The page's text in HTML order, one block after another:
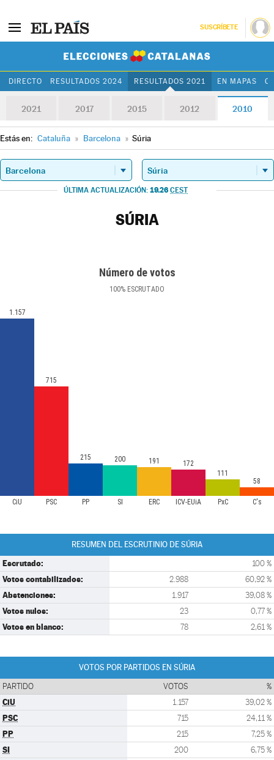
SUSCRÍBETE
DIRECTO RESULTADOS 2024 RESULTADOS 2021 EN MAPAS
2021 2017 2015 2012 2010
Estás en: Cataluña » Barcelona » Súria
ÚLTIMA ACTUALIZACIÓN: 19.26 CEST
SÚRIA
Número de votos
100% ESCRUTADO
CiU PSC PP SI ERC ICV-EUiA PxC C's
1.157
715
215 200 191
172
111
58
RESUMEN DEL ESCRUTINIO DE SÚRIA
Escrutado: 100 %
Votos contabilizados: 2.988 60,92 %
Abstenciones: 1.917 39,08 %
Votos nulos: 23 0,77 %
Votos en blanco: 78 2,61 %
VOTOS POR PARTIDOS EN SÚRIA
PARTIDO VOTOS %
CiU 1.157 39,02 %
PSC 715 24,11 %
PP 215 7,25 %
SI 200 6,75 %